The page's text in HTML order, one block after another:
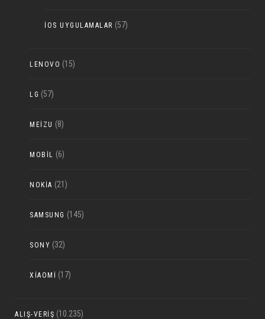
IOS UYGULAMALAR (57)
LENOVO (15)
LG (57)
MEIZU (8)
MOBIL (6)
NOKIA (21)
SAMSUNG (145)
SONY (32)
XIAOMI (17)
ALIŞ-VERIŞ (10.235)